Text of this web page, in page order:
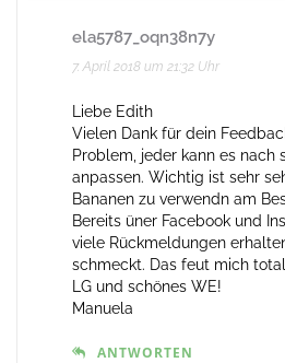
ela5787_oqn38n7y
7. April 2018 um 21:32 Uhr
Liebe Edith
Vielen Dank für dein
Problem, jeder kann es nach
anpassen. Wichtig ist sehr
Bananen zu verwendn am
Bereits üner Facebook und
viele Rückmeldungen
schmeckt. Das feut mich
LG und schönes WE!
Manuela
ANTWORTEN